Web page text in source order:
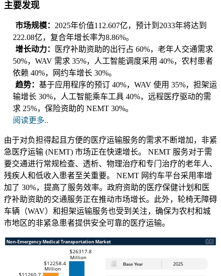
主要发现
市场规模： 2025年价值112.607亿，预计到2033年将达到
222.08亿，复合年增长率为8.86%。
增长动力：
医疗补助资助的出行占 60%，老年人交通需求
50%，WAV 需求 35%，人工智能调度采用 40%，农村患者
依赖 40%，网约车增长 30%。
趋势： 基于应用程序的预订 40%，WAV 使用 35%，担架运
输增长 30%，人工智能乘车工具 40%，远程医疗驱动的需
求 25%，保险资助的 NEMT 30%。
阅读更多..
由于对负担得起且方便的医疗运输服务的需求不断增加，非紧
急医疗运输 (NEMT) 市场正在快速增长。 NEMT 服务对于需
要交通进行常规检查、透析、物理治疗和专门治疗的老年人、
残疾人和低收入患者至关重要。 NEMT 网约车平台采用率增
加了 30%，提高了服务效率。政府资助的医疗保健计划和医
疗补助资助的交通服务正在推动市场增长。此外，轮椅无障碍
车辆（WAV）和担架运输服务也受到关注，确保为农村和城
市地区的非紧急患者提供安全可靠的医疗运输。